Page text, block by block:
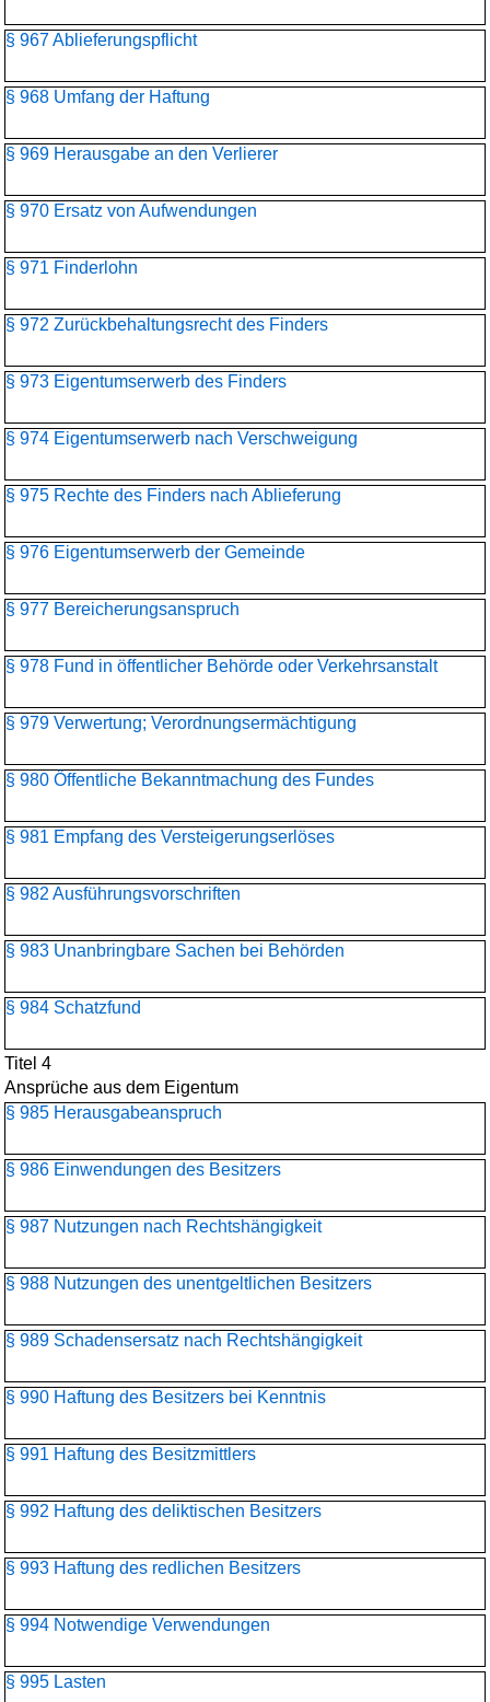
§ 967 Ablieferungspflicht
§ 968 Umfang der Haftung
§ 969 Herausgabe an den Verlierer
§ 970 Ersatz von Aufwendungen
§ 971 Finderlohn
§ 972 Zurückbehaltungsrecht des Finders
§ 973 Eigentumserwerb des Finders
§ 974 Eigentumserwerb nach Verschweigung
§ 975 Rechte des Finders nach Ablieferung
§ 976 Eigentumserwerb der Gemeinde
§ 977 Bereicherungsanspruch
§ 978 Fund in öffentlicher Behörde oder Verkehrsanstalt
§ 979 Verwertung; Verordnungsermächtigung
§ 980 Öffentliche Bekanntmachung des Fundes
§ 981 Empfang des Versteigerungserlöses
§ 982 Ausführungsvorschriften
§ 983 Unanbringbare Sachen bei Behörden
§ 984 Schatzfund
Titel 4
Ansprüche aus dem Eigentum
§ 985 Herausgabeanspruch
§ 986 Einwendungen des Besitzers
§ 987 Nutzungen nach Rechtshängigkeit
§ 988 Nutzungen des unentgeltlichen Besitzers
§ 989 Schadensersatz nach Rechtshängigkeit
§ 990 Haftung des Besitzers bei Kenntnis
§ 991 Haftung des Besitzmittlers
§ 992 Haftung des deliktischen Besitzers
§ 993 Haftung des redlichen Besitzers
§ 994 Notwendige Verwendungen
§ 995 Lasten